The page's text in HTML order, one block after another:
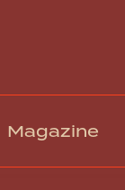
Magazine